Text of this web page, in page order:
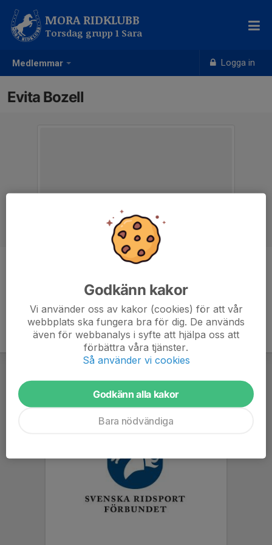
Medlemmar Logga in
MORA RIDKLUBB
Torsdag grupp 1 Sara
Evita Bozell
Godkänn kakor
Vi använder oss av kakor (cookies) för att vår
webbplats ska fungera bra för dig. De används
även för webbanalys i syfte att hjälpa oss att
förbättra våra tjänster.
Så använder vi cookies
Godkänn alla kakor
Bara nödvändiga